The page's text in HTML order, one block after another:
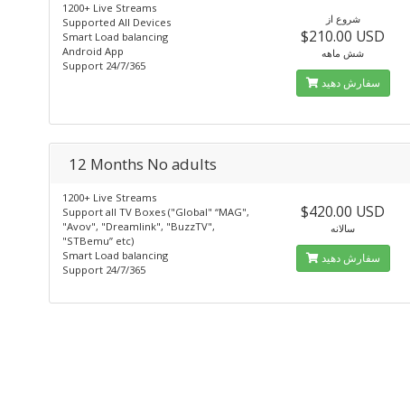
1200+ Live Streams
Supported All Devices
Smart Load balancing
Android App
Support 24/7/365
شروع از
$210.00 USD
شش ماهه
سفارش دهید
12 Months No adults
1200+ Live Streams
Support all TV Boxes ("Global" “MAG",
"Avov", "Dreamlink", "BuzzTV",
"STBemu” etc)
Smart Load balancing
Support 24/7/365
$420.00 USD
سالانه
سفارش دهید